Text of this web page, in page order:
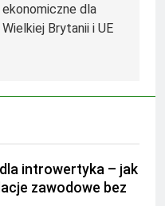
ekonomiczne dla
Wielkiej Brytanii i UE
introwertyka – jak
zawodowe bez